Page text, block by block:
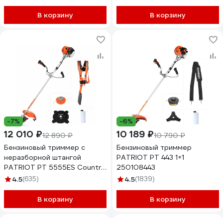
В корзину В корзину
-7%
12 010 ₽12 890 ₽
Бензиновый триммер с
неразборной штангой
PATRIOT PT 5555ES Country
250108055
4.5(635)
В корзину
-6%
10 189 ₽10 790 ₽
Бензиновый триммер
PATRIOT PT 443 1+1
250108443
4.5(1839)
В корзину